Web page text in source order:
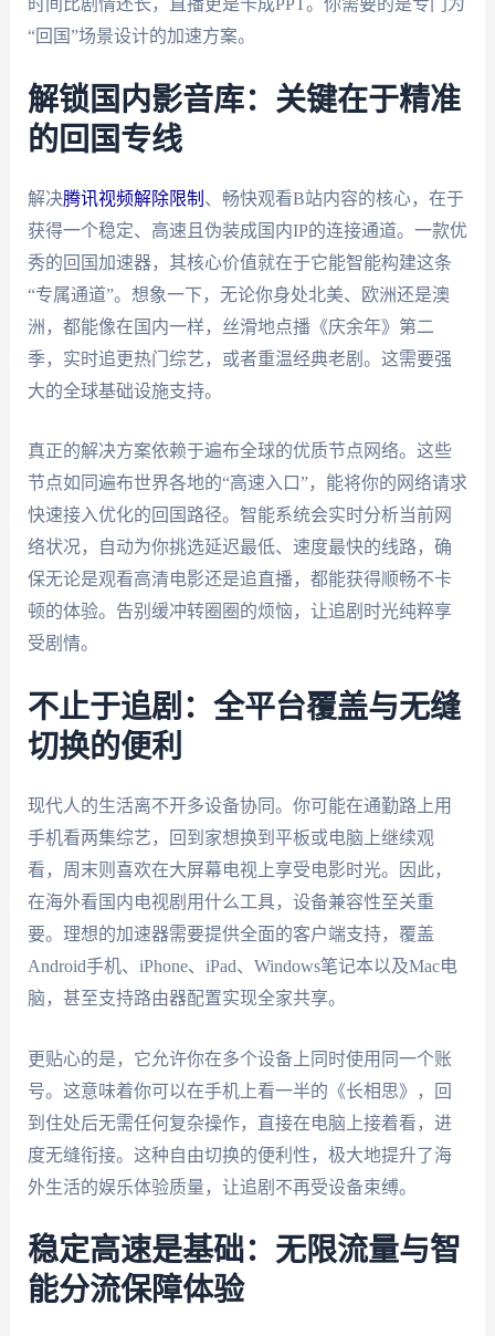
时间比剧情还长，直播更是卡成PPT。你需要的是专门为
“回国”场景设计的加速方案。
解锁国内影音库：关键在于精准
的回国专线
解决腾讯视频解除限制 、畅快观看B站内容的核心，在于
获得一个稳定、高速且伪装成国内IP的连接通道。一款优
秀的回国加速器，其核心价值就在于它能智能构建这条
“专属通道”。想象一下，无论你身处北美、欧洲还是澳
洲，都能像在国内一样，丝滑地点播《庆余年》第二
季，实时追更热门综艺，或者重温经典老剧。这需要强
大的全球基础设施支持。
真正的解决方案依赖于遍布全球的优质节点网络。这些
节点如同遍布世界各地的“高速入口”，能将你的网络请求
快速接入优化的回国路径。智能系统会实时分析当前网
络状况，自动为你挑选延迟最低、速度最快的线路，确
保无论是观看高清电影还是追直播，都能获得顺畅不卡
顿的体验。告别缓冲转圈圈的烦恼，让追剧时光纯粹享
受剧情。
不止于追剧：全平台覆盖与无缝
切换的便利
现代人的生活离不开多设备协同。你可能在通勤路上用
手机看两集综艺，回到家想换到平板或电脑上继续观
看，周末则喜欢在大屏幕电视上享受电影时光。因此，
在海外看国内电视剧用什么工具，设备兼容性至关重
要。理想的加速器需要提供全面的客户端支持，覆盖
Android手机、iPhone、iPad、Windows笔记本以及Mac电
脑，甚至支持路由器配置实现全家共享。
更贴心的是，它允许你在多个设备上同时使用同一个账
号。这意味着你可以在手机上看一半的《长相思》，回
到住处后无需任何复杂操作，直接在电脑上接着看，进
度无缝衔接。这种自由切换的便利性，极大地提升了海
外生活的娱乐体验质量，让追剧不再受设备束缚。
稳定高速是基础：无限流量与智
能分流保障体验